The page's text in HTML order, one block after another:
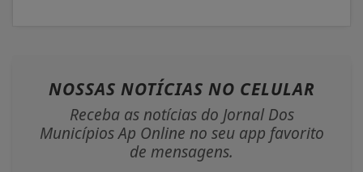
NOSSAS NOTÍCIAS NO CELULAR
Receba as notícias do Jornal Dos
Municípios Ap Online no seu app favorito
de mensagens.